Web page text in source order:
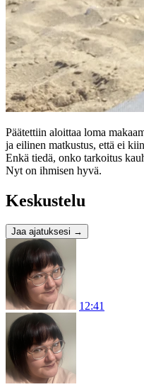
Päätettiin aloittaa loma
ja eilinen matkustus, että ei
Enkä tiedä, onko tarkoitus
Nyt on ihmisen hyvä.
Keskustelu
Jaa ajatuksesi →
12:41